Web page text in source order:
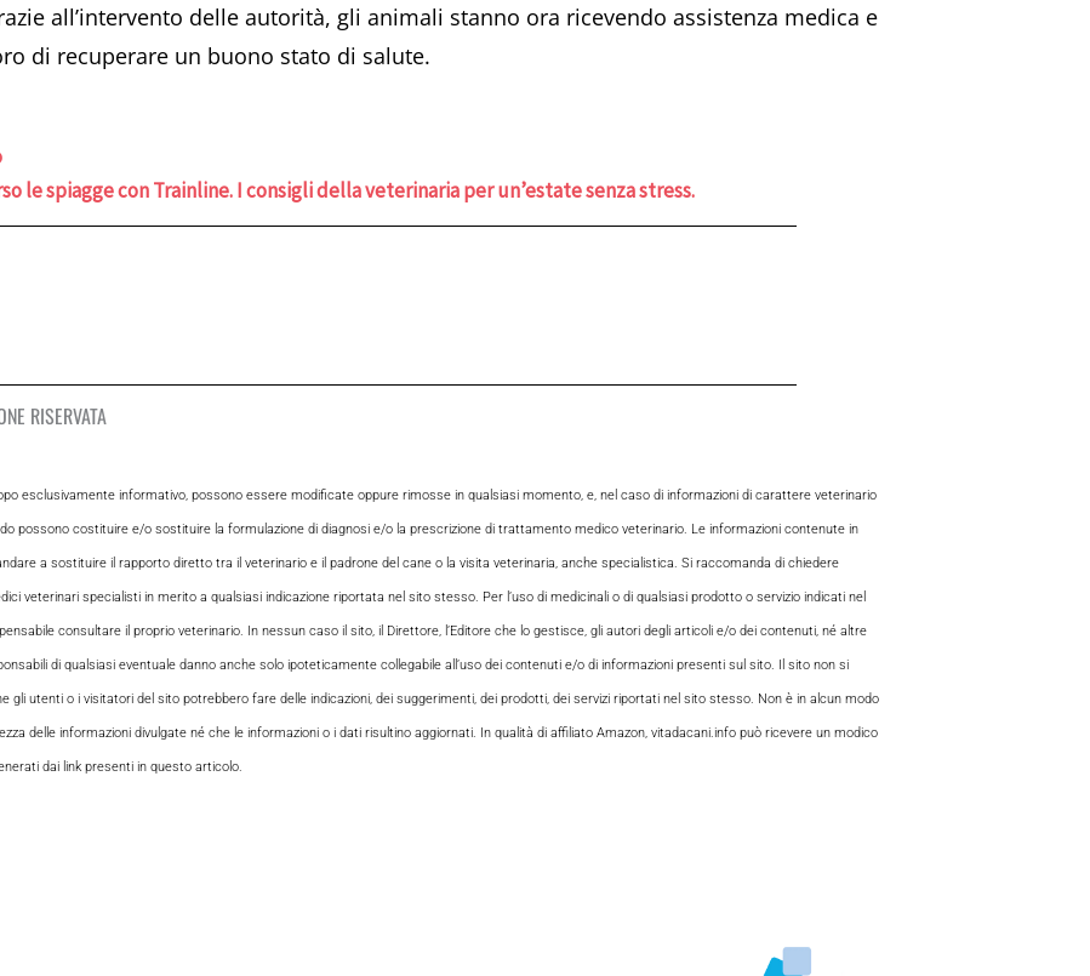
all’intervento delle autorità, gli animali stanno ora ricevendo assistenza medica e
di recuperare un buono stato di salute.
le spiagge con Trainline. I consigli della veterinaria per un’estate senza stress.
RISERVATA
esclusivamente informativo, possono essere modificate oppure rimosse in qualsiasi momento, e, nel caso di informazioni di carattere veterinario
possono costituire e/o sostituire la formulazione di diagnosi e/o la prescrizione di trattamento medico veterinario. Le informazioni contenute in
a sostituire il rapporto diretto tra il veterinario e il padrone del cane o la visita veterinaria, anche specialistica. Si raccomanda di chiedere
veterinari specialisti in merito a qualsiasi indicazione riportata nel sito stesso. Per l’uso di medicinali o di qualsiasi prodotto o servizio indicati nel
consultare il proprio veterinario. In nessun caso il sito, il Direttore, l’Editore che lo gestisce, gli autori degli articoli e/o dei contenuti, né altre
di qualsiasi eventuale danno anche solo ipoteticamente collegabile all’uso dei contenuti e/o di informazioni presenti sul sito. Il sito non si
utenti o i visitatori del sito potrebbero fare delle indicazioni, dei suggerimenti, dei prodotti, dei servizi riportati nel sito stesso. Non è in alcun modo
delle informazioni divulgate né che le informazioni o i dati risultino aggiornati. In qualità di affiliato Amazon, vitadacani.info può ricevere un modico
dai link presenti in questo articolo.